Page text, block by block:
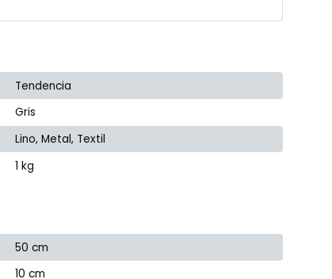
Tendencia
Gris
Lino, Metal, Textil
1 kg
50 cm
10 cm